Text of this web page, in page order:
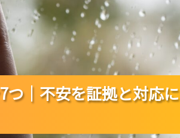
つ｜不安を証拠と対応に
つ｜不安を証拠と対応に
つ｜不安を証拠と対応に